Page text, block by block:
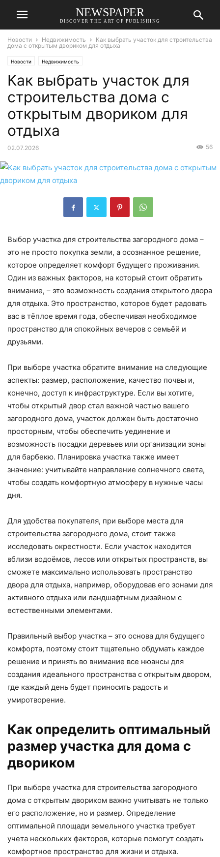
NEWSPAPER
DISCOVER THE ART OF PUBLISHING
Новости Недвижимость
Как выбрать участок для строительства
дома с открытым двориком для отдыха
Новости Недвижимость
Как выбрать участок для
строительства дома с
открытым двориком для
отдыха
02.07.2026 56
Выбор участка для строительства загородного дома –
это не просто покупка земли, а осознанное решение,
которое определяет комфорт будущего проживания.
Один из важных факторов, на который стоит обратить
внимание, – это возможность создания открытого двора
для отдыха. Это пространство, которое будет радовать
вас в тёплое время года, обеспечивая необходимое
пространство для спокойных вечеров с семьёй и
друзьями.
При выборе участка обратите внимание на следующие
аспекты: размер, расположение, качество почвы и,
конечно, доступ к инфраструктуре. Если вы хотите,
чтобы открытый двор стал важной частью вашего
загородного дома, участок должен быть достаточно
просторным, чтобы обеспечить уединение и
возможность посадки деревьев или организации зоны
для барбекю. Планировка участка также имеет
значение: учитывайте направление солнечного света,
чтобы создать комфортную атмосферу в нужные часы
дня.
Для удобства покупателя, при выборе места для
строительства загородного дома, стоит также
исследовать окрестности. Если участок находится
вблизи водоёмов, лесов или открытых пространств, вы
сможете максимально использовать пространство
двора для отдыха, например, оборудовав его зонами для
активного отдыха или ландшафтным дизайном с
естественными элементами.
Правильный выбор участка – это основа для будущего
комфорта, поэтому стоит тщательно обдумать каждое
решение и принять во внимание все нюансы для
создания идеального пространства с открытым двором,
где каждый день будет приносить радость и
умиротворение.
Как определить оптимальный
размер участка для дома с
двориком
При выборе участка для строительства загородного
дома с открытым двориком важно учитывать не только
его расположение, но и размер. Определение
оптимальной площади земельного участка требует
учета нескольких факторов, которые помогут создать
комфортное пространство для жизни и отдыха.